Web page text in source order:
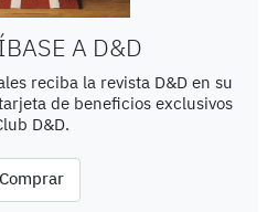
A D&D
reciba la revista D&D en su
de beneficios exclusivos
D&D.
Comprar